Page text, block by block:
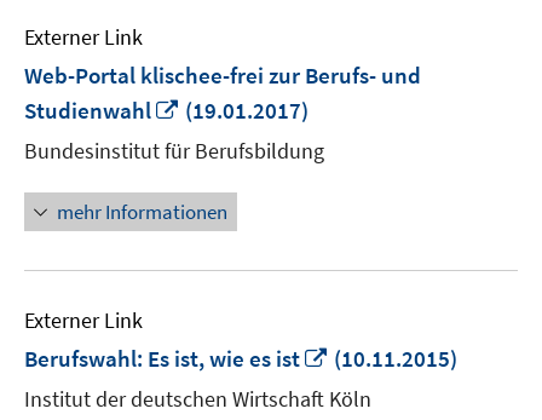
Externer Link
Web-Portal klischee-frei zur Berufs- und
Studienwahl
In
neuem
Fenster
öffnen
(19.01.2017)
Bundesinstitut für Berufsbildung
mehr Informationen
Externer Link
Berufswahl: Es ist, wie es ist
In
neuem
Fenster
(10.11.2015)
Institut der deutschen Wirtschaft Köln